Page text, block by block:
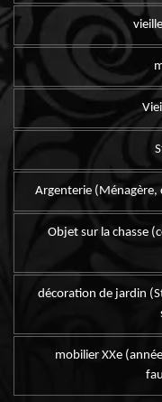
Argenterie (Ménagère,
Objet sur la chasse
décoration de jardin
mobilier XXe